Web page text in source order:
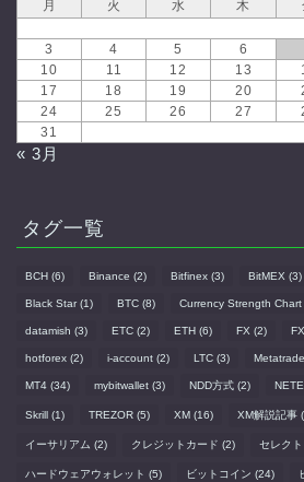
月
火 水 木
3
4 5 6
10
11 12 13
17
18 19 20
24
25 26 27
31
« 3月
タグ一覧
BCH (6) Binance (2) Bitfinex (3) BitMEX (3)
Black Star(1) BTC (8) Currency Strength Chart
datamish (3) ETC (2) ETH (6) FX (2)
hotforex (2) i-account (2) LTC (3)
MT4 (34) mybitwallet (3) NDD方式 (2)
Skrill (1) TREZOR (5) XM (16) XM解説記事
イーサリアム (2) クレジットカード (2) セレクト
ハードウェアウォレット (5) ビットコイン (24)